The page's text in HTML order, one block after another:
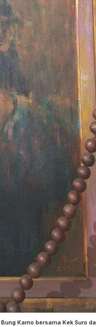
Karno bersama Kek Suro